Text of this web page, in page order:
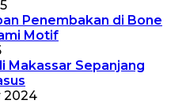
Penembakan di Bone
Motif
Makassar Sepanjang
2024